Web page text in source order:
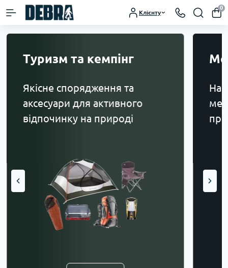
Клієнту
0
Туризм та кемпінг
Якісне спорядження та
аксесуари для активного
відпочинку на природі